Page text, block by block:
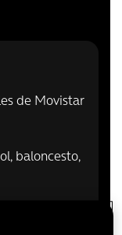
de Movistar
baloncesto,